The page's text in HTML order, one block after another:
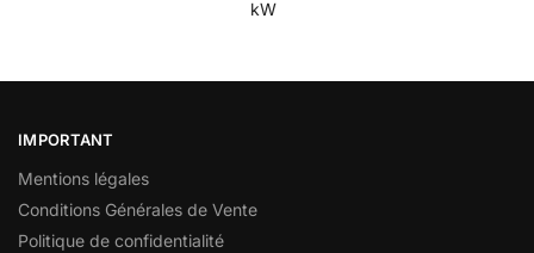
IMPORTANT
Mentions légales
Conditions Générales de Vente
Politique de confidentialité